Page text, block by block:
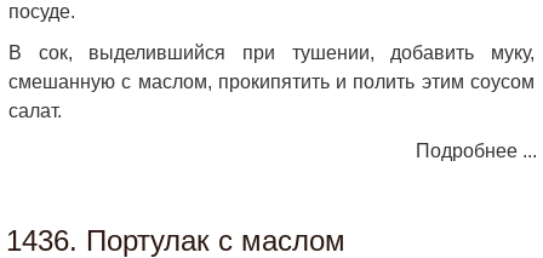
посуде.
В сок, выделившийся при тушении, добавить муку,
смешанную с маслом, прокипятить и полить этим соусом
салат.
Подробнее ...
1436. Портулак с маслом